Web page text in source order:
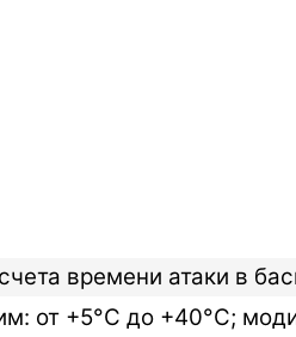
времени атаки в
от +5°C до +40°C;